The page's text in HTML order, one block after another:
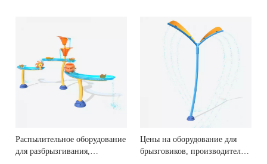
Распылительное оборудование
для разбрызгивания,
Цены на оборудование для
брызговиков, производители